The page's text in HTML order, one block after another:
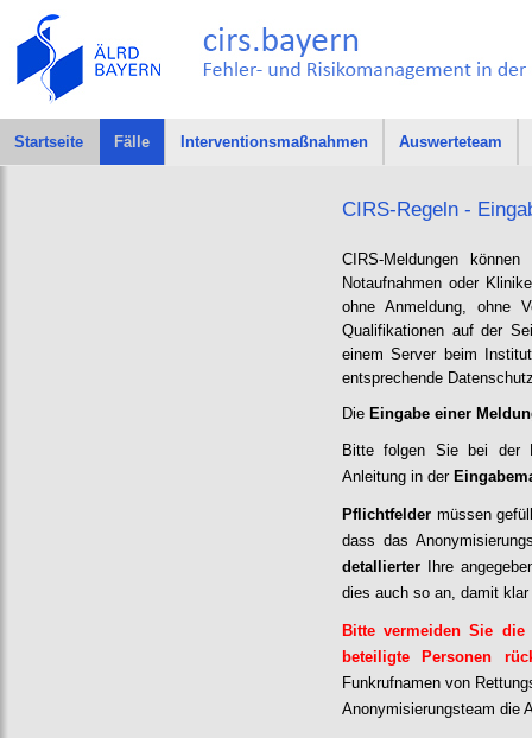
Startseite Fälle Interventionsmaßnahmen Auswerteteam
CIRS-Regeln -
CIRS-Meldungen
Notaufnahmen oder
ohne Anmeldung, ohne
Qualifikationen auf der
einem Server beim
entsprechende
Die Eingabe einer
Bitte folgen Sie bei der
Anleitung in der
Pflichtfelder müssen
dass das
detallierter Ihre
dies auch so an, damit
Bitte vermeiden Sie
beteiligte Personen
Funkrufnamen von
Anonymisierungsteam die